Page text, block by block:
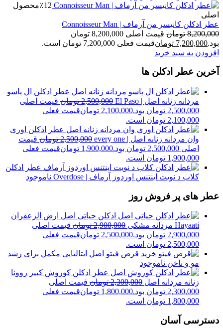
٪12محصول
اصلی
عطر ادکلن کانیسر من آرماف | Connoisseur Man
8,200,000 تومان
قیمت اصلی 8,200,000 تومان
بود.7,200,000 تومانقیمت فعلی 7,200,000 تومان است.
افزودن به سبد خرید
آخرین عطر ادکلن ها
عطر ادکلن ال پاسو
مردانه زنانه اصل | El Paso
2,500,000 تومان قیمت اصلی
2,500,000 تومان بود.
2,100,000 تومانقیمت فعلی
2,100,000 تومان است.
عطر ادکلن اوری
وان مردانه زنانه اصل | every one
2,500,000 تومان قیمت
اصلی 2,500,000 تومان بود.
1,900,000 تومانقیمت فعلی
1,900,000 تومان است.
عطر ادکلن
کلاب د نویت اینتنس اوردوز آرماف | Overdose
ناموجود
عطر های پر فروش روز
ادکلن حیاتی اصل ارض الزعفران
Hayaati مردانه مشکی
2,900,000 تومان قیمت اصلی
2,900,000 تومان بود.
2,500,000 تومانقیمت فعلی
2,500,000 تومان است.
خرید قرص فیتو اصل ایتالیایی مکمل برای رشد
مو و ناخن ناموجود
عطر ادکلن کوروش کبیر روونا
زنانه مردانه اصل 2,300,000 تومان قیمت اصلی
2,300,000 تومان بود.
1,800,000 تومانقیمت فعلی
1,800,000 تومان است.
دسترسی آسان